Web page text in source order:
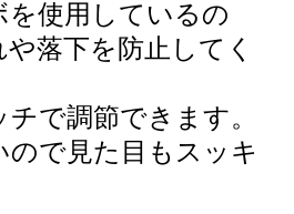
使用しているの
落下を防止してく
で調節できます。
ので見た目もスッキ